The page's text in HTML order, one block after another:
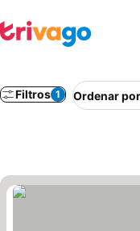
Filtros 1 Ordenar por